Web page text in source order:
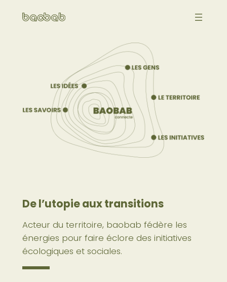
De l’utopie aux transitions
Acteur du territoire, baobab fédère les
énergies pour faire éclore des initiatives
écologiques et sociales.